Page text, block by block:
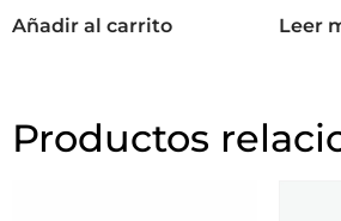
Añadir al carrito Leer
Productos